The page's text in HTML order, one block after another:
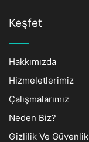
Keşfet
Hakkımızda
Hizmeletlerimiz
Çalışmalarımız
Neden Biz?
Gizlilik Ve Güvenlik